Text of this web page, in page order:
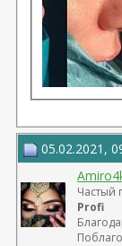
05.02.2021,
Частый
Profi